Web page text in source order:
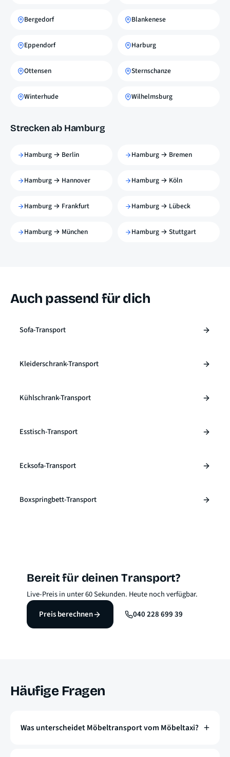
Bergedorf Blankenese
Eppendorf Harburg
Ottensen Sternschanze
Winterhude Wilhelmsburg
Strecken ab Hamburg
Hamburg → Berlin Hamburg → Bremen
Hamburg → Hannover Hamburg → Köln
Hamburg → Frankfurt Hamburg → Lübeck
Hamburg → München Hamburg → Stuttgart
Auch passend für dich
Sofa-Transport
Kleiderschrank-Transport
Kühlschrank-Transport
Esstisch-Transport
Ecksofa-Transport
Boxspringbett-Transport
Bereit für deinen Transport?
Live-Preis in unter 60 Sekunden. Heute noch verfügbar.
Preis berechnen
040 228 699 39
Häufige Fragen
Was unterscheidet Möbeltransport vom Möbeltaxi?